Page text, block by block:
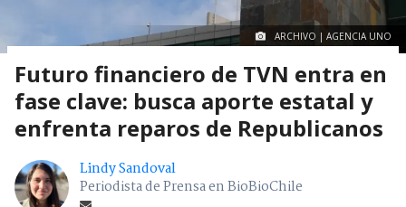
ARCHIVO | AGENCIA UNO
Futuro financiero de TVN entra en
fase clave: busca aporte estatal y
enfrenta reparos de Republicanos
Lindy Sandoval
Periodista de Prensa en BioBioChile